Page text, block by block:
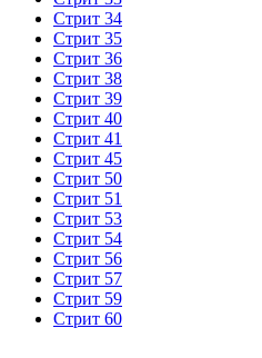
Стрит 34
Стрит 35
Стрит 36
Стрит 38
Стрит 39
Стрит 40
Стрит 41
Стрит 45
Стрит 50
Стрит 51
Стрит 53
Стрит 54
Стрит 56
Стрит 57
Стрит 59
Стрит 60